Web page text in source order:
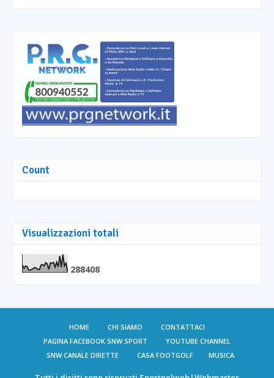
Count
Visualizzazioni totali
288408
HOME CHI SIAMO
CONTATTACI
PAGINA FACEBOOK SNW SPORT
YOUTUBE CHANNEL
SNW CANALE DIRETTE
CASA FOOTGOLF MUSICA